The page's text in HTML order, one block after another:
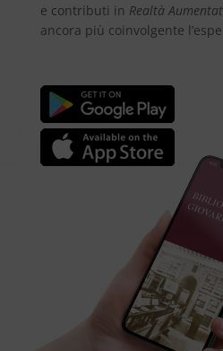
e contributi in Realtà
ancora più coinvolgente